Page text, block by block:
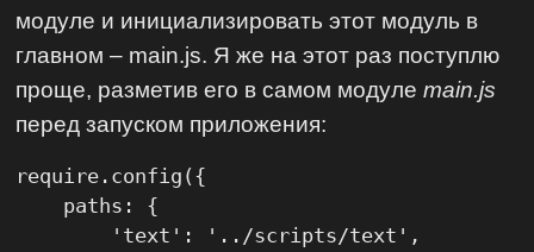
модуле и инициализировать этот модуль в
главном – main.js. Я же на этот раз поступлю
проще, разметив его в самом модулеmain.js
перед запуском приложения:
require.config({
    paths: {
        'text': '../scripts/text',